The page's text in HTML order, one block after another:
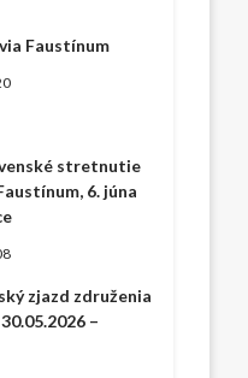
Faustínum
stretnutie
6. júna
zjazd združenia
–